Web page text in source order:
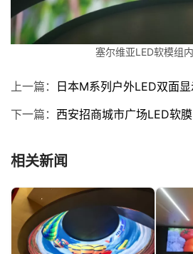
塞尔维亚LED软模组
上一篇： 日本M系列户外LED双面
下一篇： 西安招商城市广场LED软
相关新闻